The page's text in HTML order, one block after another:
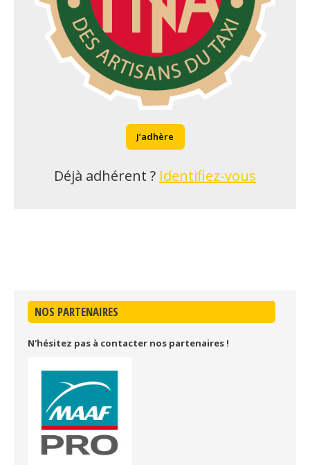
J’adhère
Déjà adhérent ? Identifiez-vous
NOS PARTENAIRES
N'hésitez pas à contacter nos partenaires !